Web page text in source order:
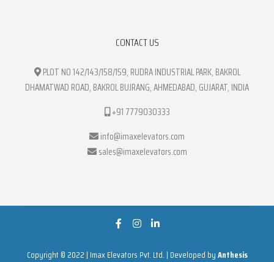
CONTACT US
PLOT NO 142/143/158/159, RUDRA INDUSTRIAL PARK, BAKROL
DHAMATWAD ROAD, BAKROL BUJRANG, AHMEDABAD, GUJARAT, INDIA
+91 7779030333
info@imaxelevators.com
sales@imaxelevators.com
Copyright © 2022 | Imax Elevators Pvt. Ltd. | Developed byAnthesis